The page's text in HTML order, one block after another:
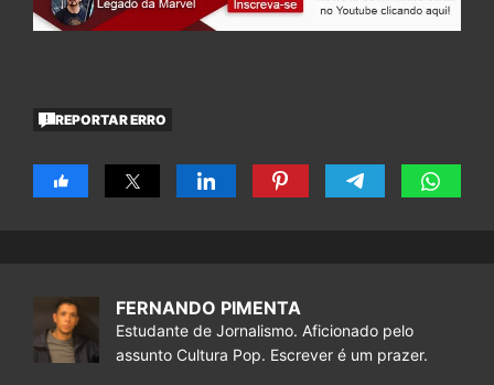
REPORTAR ERRO
FERNANDO PIMENTA
Estudante de Jornalismo. Aficionado pelo
assunto Cultura Pop. Escrever é um prazer.